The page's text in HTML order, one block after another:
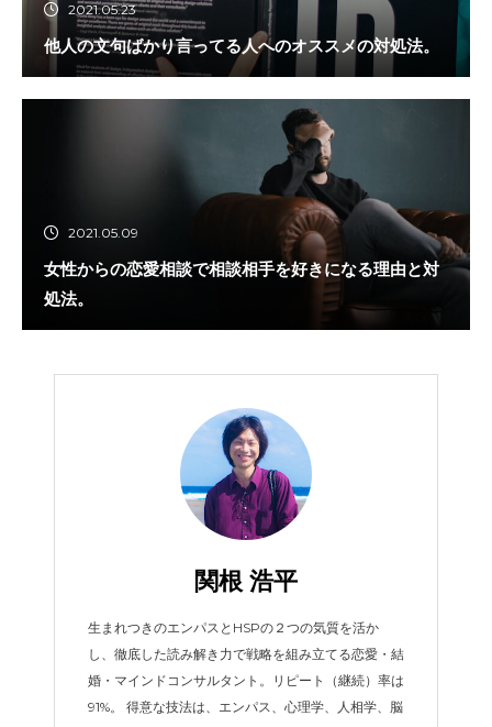
2021.05.23
他人の文句ばかり言ってる人へのオススメの対処法。
2021.05.09
女性からの恋愛相談で相談相手を好きになる理由と対
処法。
関根 浩平
生まれつきのエンパスとHSPの２つの気質を活か
し、徹底した読み解き力で戦略を組み立てる恋愛・結
婚・マインドコンサルタント。リピート（継続）率は
91%。 得意な技法は、エンパス、心理学、人相学、脳